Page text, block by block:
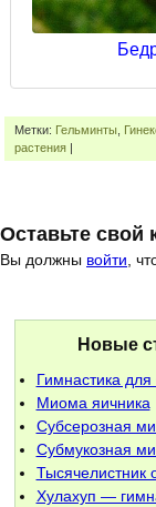
Метки: Гельминты
растения
Оставьте свой
Вы должны войти,
Новые
Гимнастика
Миома яичника
Субсерозная
Субмукозная
Тысячелистник
Хулахуп —